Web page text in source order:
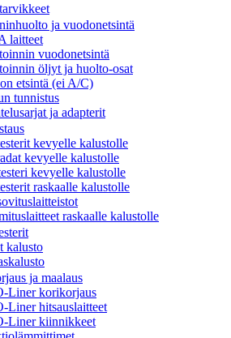
ja vuodonetsintä
laitteet
vuodonetsintä
öljyt ja huolto-osat
etsintä (ei A/C)
tunnistus
ja adapterit
kevyelle kalustolle
kevyelle kalustolle
kevyelle kalustolle
raskaalle kalustolle
raskaalle kalustolle
kalusto
ja maalaus
Liner korikorjaus
Liner hitsauslaitteet
Liner kiinnikkeet